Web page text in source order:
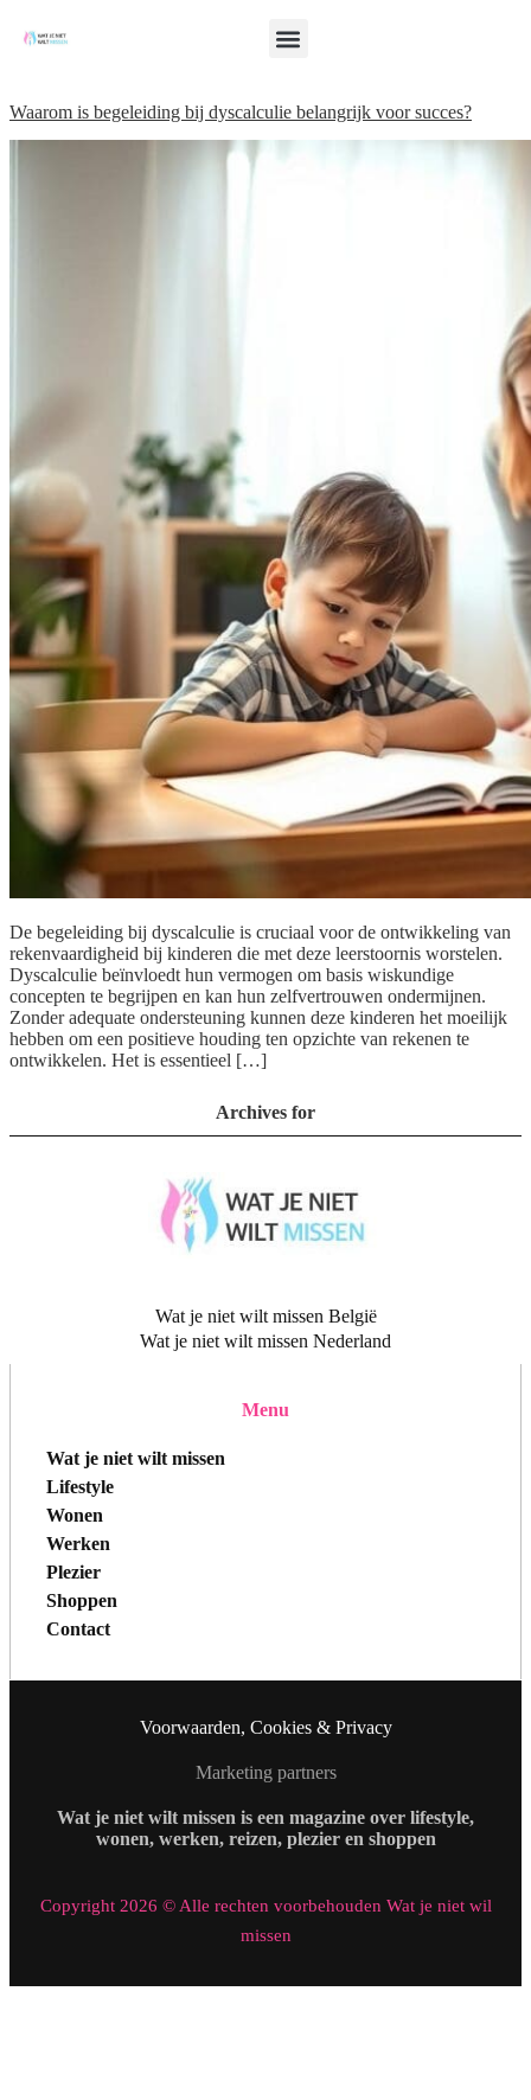
Waarom is begeleiding bij dyscalculie belangrijk voor succes?
De begeleiding bij dyscalculie is cruciaal voor de ontwikkeling van
rekenvaardigheid bij kinderen die met deze leerstoornis worstelen.
Dyscalculie beïnvloedt hun vermogen om basis wiskundige
concepten te begrijpen en kan hun zelfvertrouwen ondermijnen.
Zonder adequate ondersteuning kunnen deze kinderen het moeilijk
hebben om een positieve houding ten opzichte van rekenen te
ontwikkelen. Het is essentieel […]
Archives for
Wat je niet wilt missen België
Wat je niet wilt missen Nederland
Menu
Wat je niet wilt missen
Lifestyle
Wonen
Werken
Plezier
Shoppen
Contact
Voorwaarden, Cookies & Privacy
Marketing partners
Wat je niet wilt missen is een magazine over lifestyle,
wonen, werken, reizen, plezier en shoppen
Copyright 2026 © Alle rechten voorbehouden Wat je niet wil
missen